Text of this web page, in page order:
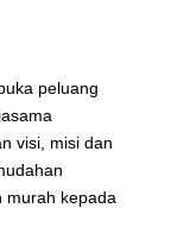
peluang
visi, misi dan
murah kepada